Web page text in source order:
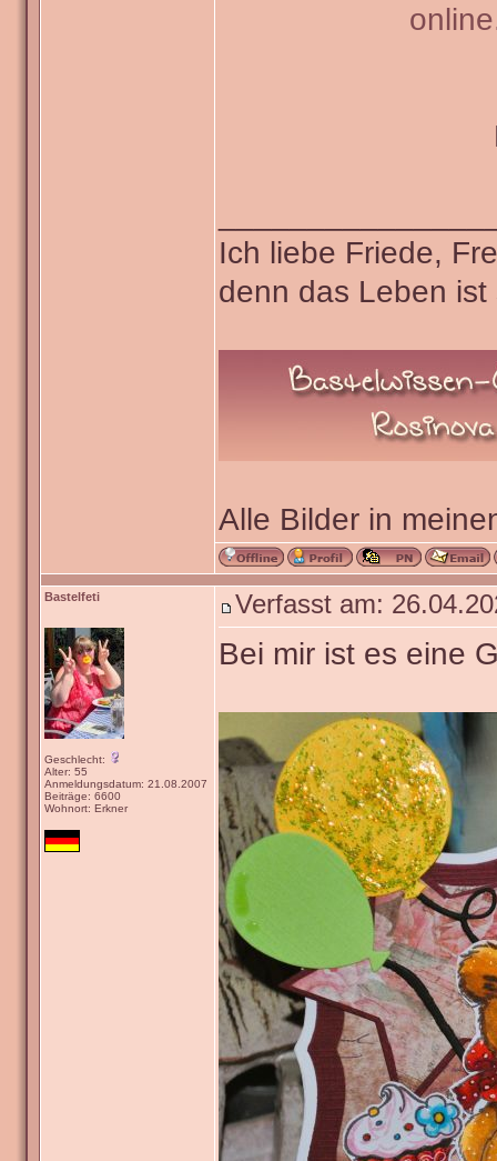
Ich liebe Friede,
denn das Leben
Alle Bilder in
Bastelfeti
Geschlecht:
Alter: 55
Anmeldungsdatum: 21.08.2007
Beiträge: 6600
Wohnort: Erkner
Verfasst am:
Bei mir ist es eine